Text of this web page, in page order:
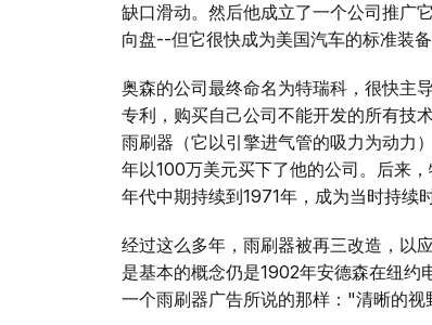
缺口滑动。然后他成立了一个公司推广
向盘--但它很快成为美国汽车的标准装备
奥森的公司最终命名为特瑞科，很快主
专利，购买自己公司不能开发的所有技
雨刷器（它以引擎进气管的吸力为动力
年以100万美元买下了他的公司。后来
年代中期持续到1971年，成为当时持续
经过这么多年，雨刷器被再三改造，以
是基本的概念仍是1902年安德森在纽约
一个雨刷器广告所说的那样："清晰的